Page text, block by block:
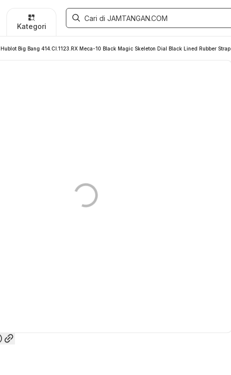
Kategori
Hublot Big Bang 414.CI.1123.RX Meca-10 Black Magic Skeleton Dial Black Lined Rubber Strap